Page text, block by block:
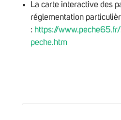
La carte interactive des
réglementation
: https://
peche.htm